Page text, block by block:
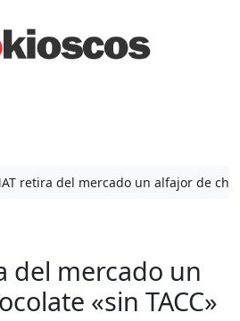
retira del mercado un alfajor de
del mercado un
«sin TACC»